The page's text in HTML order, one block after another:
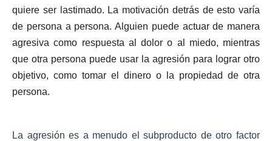
quiere ser lastimado. La motivación detrás de esto varía
de persona a persona. Alguien puede actuar de manera
agresiva como respuesta al dolor o al miedo, mientras
que otra persona puede usar la agresión para lograr otro
objetivo, como tomar el dinero o la propiedad de otra
persona.
La agresión es a menudo el subproducto de otro factor